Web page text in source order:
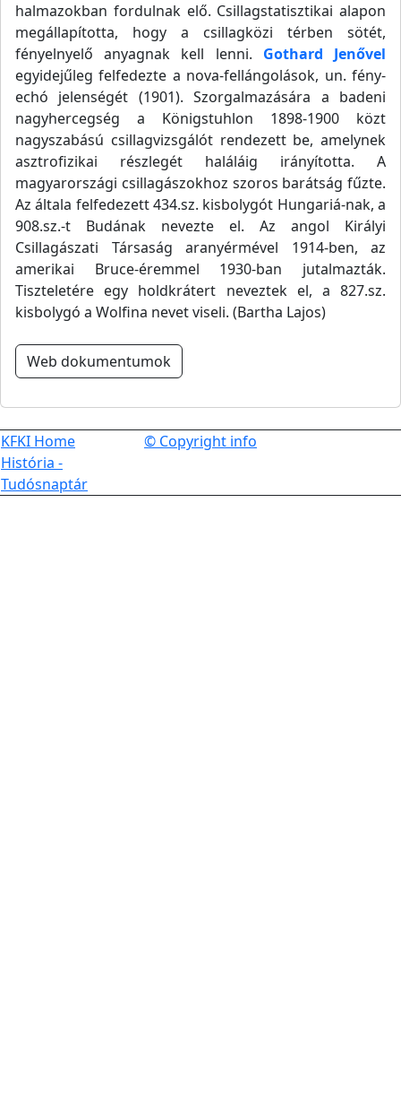
halmazokban fordulnak elő. Csillagstatisztikai alapon
megállapította, hogy a csillagközi térben sötét,
fényelnyelő anyagnak kell lenni. Gothard Jenővel
egyidejűleg felfedezte a nova-fellángolások, un. fény-
echó jelenségét (1901). Szorgalmazására a badeni
nagyhercegség a Königstuhlon 1898-1900 közt
nagyszabású csillagvizsgálót rendezett be, amelynek
asztrofizikai részlegét haláláig irányította. A
magyarországi csillagászokhoz szoros barátság fűzte.
Az általa felfedezett 434.sz. kisbolygót Hungariá-nak, a
908.sz.-t Budának nevezte el. Az angol Királyi
Csillagászati Társaság aranyérmével 1914-ben, az
amerikai Bruce-éremmel 1930-ban jutalmazták.
Tiszteletére egy holdkrátert neveztek el, a 827.sz.
kisbolygó a Wolfina nevet viseli. (Bartha Lajos)
Web dokumentumok
KFKI Home
História -
Tudósnaptár
© Copyright info